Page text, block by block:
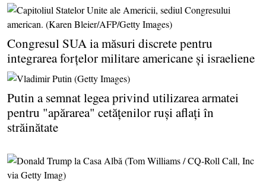
Congresul SUA ia măsuri discrete pentru
integrarea forţelor militare americane şi israeliene
Putin a semnat legea privind utilizarea armatei
pentru "apărarea" cetăţenilor ruşi aflaţi în
străinătate